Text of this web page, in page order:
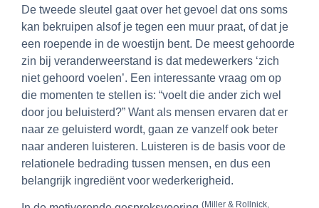
De tweede sleutel gaat over het gevoel dat ons soms
kan bekruipen alsof je tegen een muur praat, of dat je
een roepende in de woestijn bent. De meest gehoorde
zin bij veranderweerstand is dat medewerkers ‘zich
niet gehoord voelen’. Een interessante vraag om op
die momenten te stellen is: “voelt die ander zich wel
door jou beluisterd?” Want als mensen ervaren dat er
naar ze geluisterd wordt, gaan ze vanzelf ook beter
naar anderen luisteren. Luisteren is de basis voor de
relationele bedrading tussen mensen, en dus een
belangrijk ingrediënt voor wederkerigheid.
(Miller & Rollnick,